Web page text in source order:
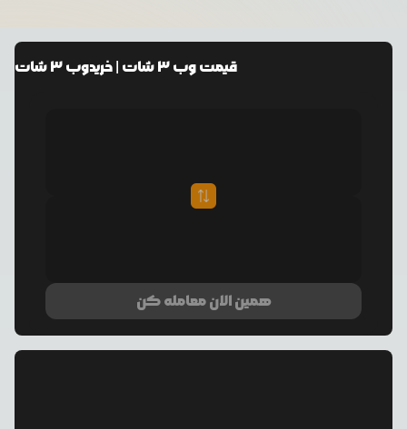
قیمتوب ۳ شات | خریدوب ۳ شات
همین الان معامله کن